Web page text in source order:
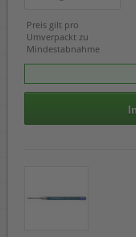
Preis gilt pro
Umverpackt zu
Mindestabnahme